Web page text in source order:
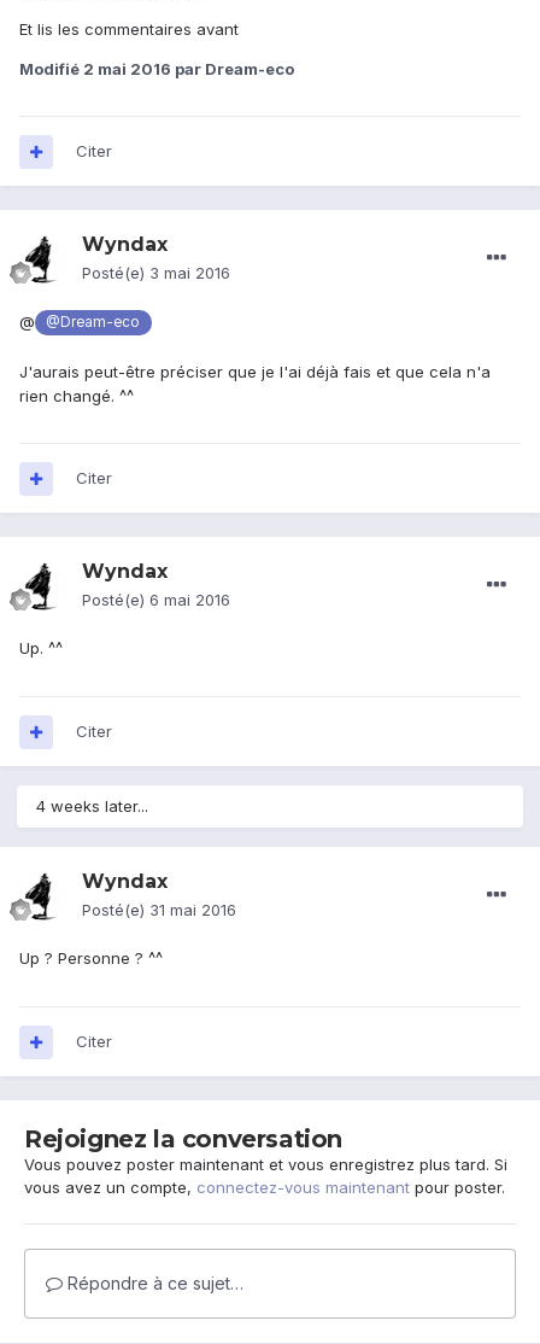
Et lis les commentaires avant
Modifié 2 mai 2016 par Dream-eco
Citer
Wyndax
Posté(e) 3 mai 2016
@ @Dream-eco
J'aurais peut-être préciser que je l'ai déjà fais et que cela n'a
rien changé. ^^
Citer
Wyndax
Posté(e) 6 mai 2016
Up. ^^
Citer
4 weeks later...
Wyndax
Posté(e) 31 mai 2016
Up ? Personne ? ^^
Citer
Rejoignez la conversation
Vous pouvez poster maintenant et vous enregistrez plus tard. Si
vous avez un compte, connectez-vous maintenant pour poster.
Répondre à ce sujet…